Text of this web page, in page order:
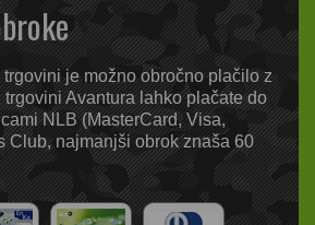
je možno obročno plačilo z
trgovini Avantura lahko plačate do
NLB (MasterCard, Visa,
Club, najmanjši obrok znaša 60